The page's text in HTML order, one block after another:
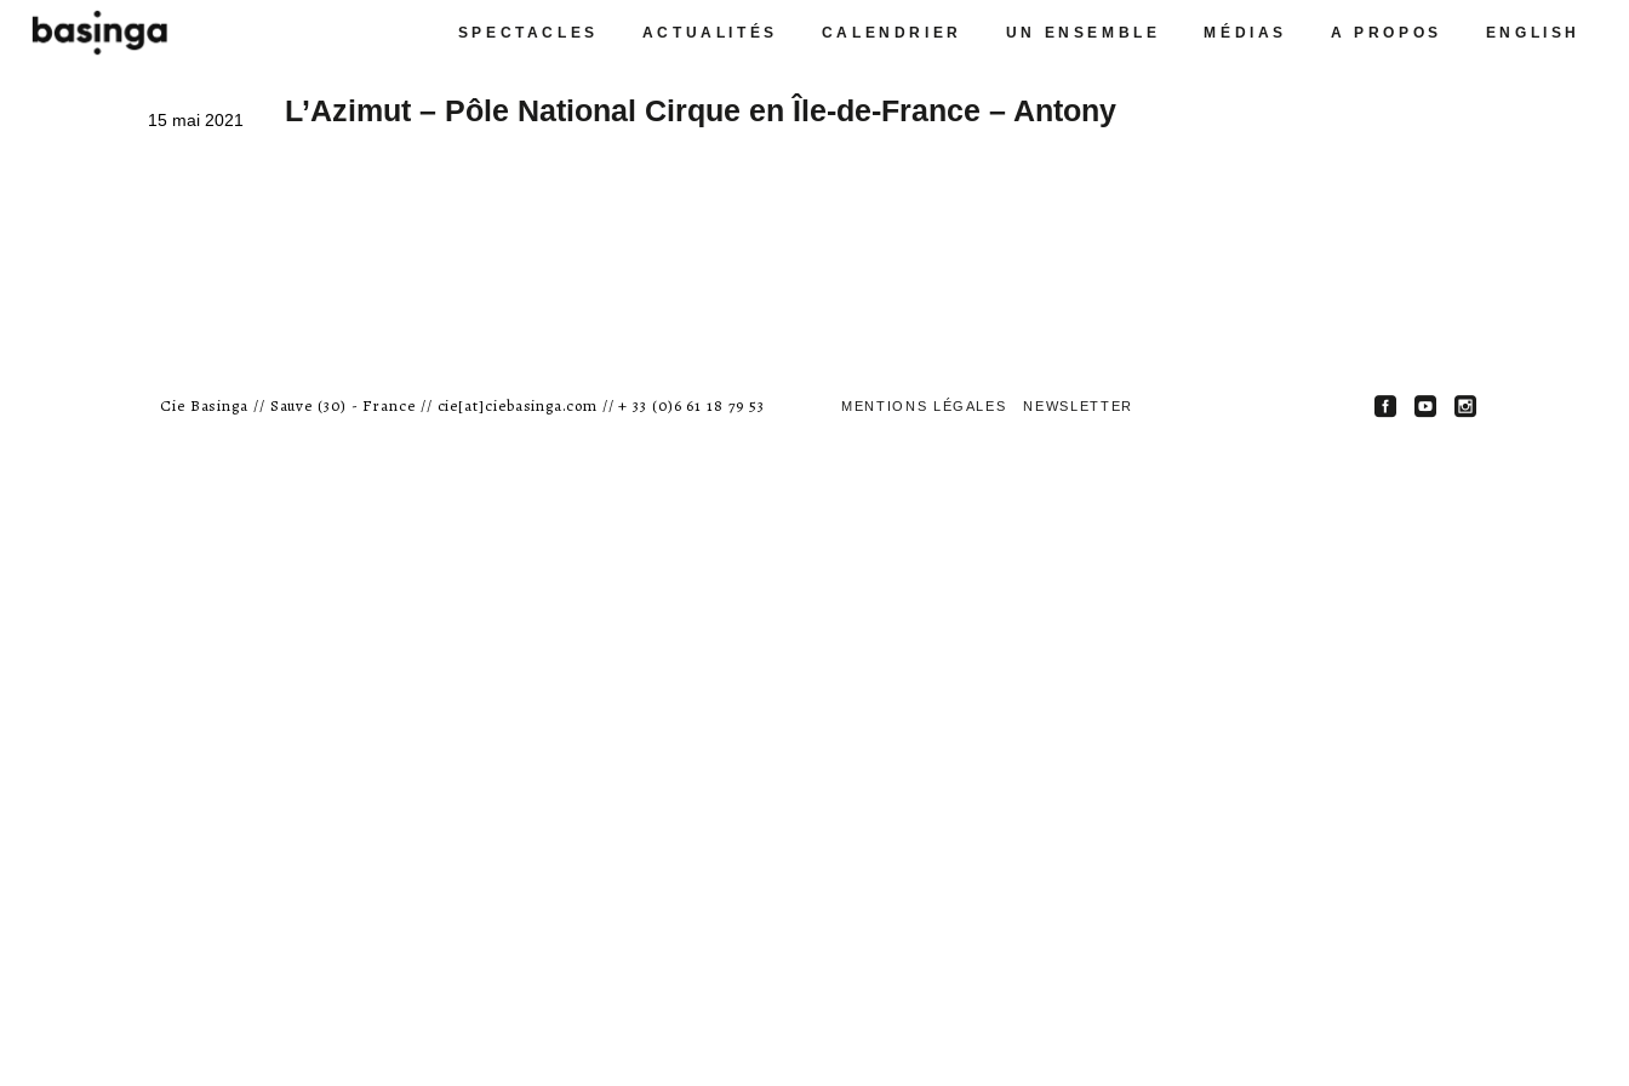
SPECTACLES ACTUALITÉS CALENDRIER UN ENSEMBLE MÉDIAS A PROPOS ENGLISH
15 mai 2021 L’Azimut – Pôle National Cirque en Île-de-France – Antony
Cie Basinga // Sauve (30) - France // cie[at]ciebasinga.com // + 33 (0)6 61 18 79 53 MENTIONS LÉGALES NEWSLETTER